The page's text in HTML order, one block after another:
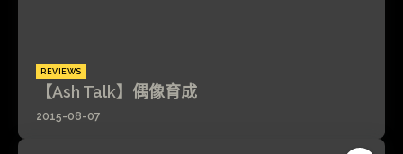
REVIEWS
【Ash Talk】偶像育成
2015-08-07